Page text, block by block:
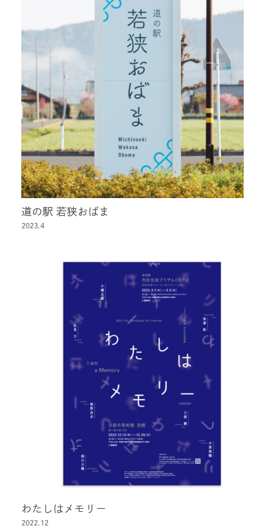
道の駅 若狭おばま
2023.4
わたしはメモリー
2022.12